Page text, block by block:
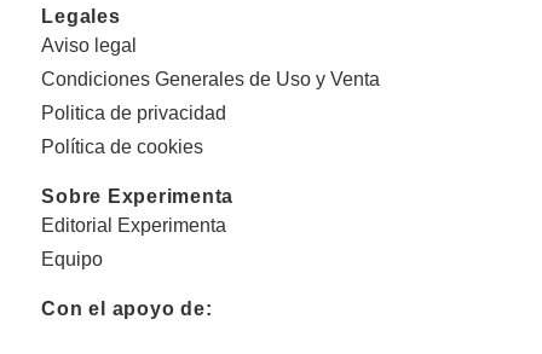
Legales
Aviso legal
Condiciones Generales de Uso y Venta
Politica de privacidad
Política de cookies
Sobre Experimenta
Editorial Experimenta
Equipo
Con el apoyo de: